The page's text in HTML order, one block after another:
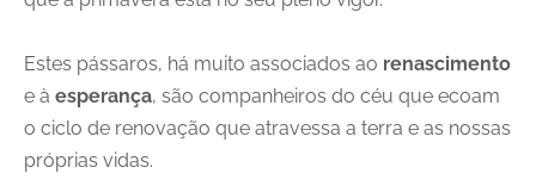
Estes pássaros, há muito associados ao renascimento
e à esperança, são companheiros do céu que ecoam
o ciclo de renovação que atravessa a terra e as nossas
próprias vidas.